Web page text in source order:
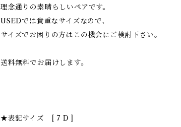
理念通りの素晴らしいペアです。
USEDでは貴重なサイズなので、
サイズでお困りの方はこの機会にご検討下さい。
送料無料でお届けします。
★表記サイズ [ 7 D ]